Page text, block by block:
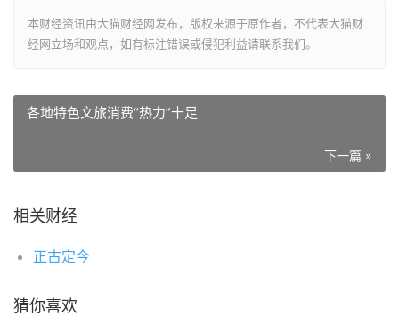
本财经资讯由大猫财经网发布，版权来源于原作者，不代表大猫财
经网立场和观点，如有标注错误或侵犯利益请联系我们。
各地特色文旅消费“热力”十足
下一篇 »
相关财经
正古定今
猜你喜欢